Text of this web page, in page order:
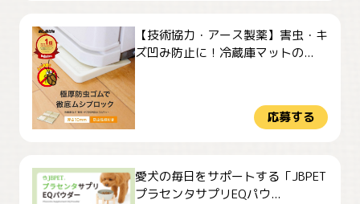
【技術協力・アース製薬】害虫・キ
ズ凹み防止に！冷蔵庫マットの...
応募する
愛犬の毎日をサポートする「JBPET
プラセンタサプリEQパウ...